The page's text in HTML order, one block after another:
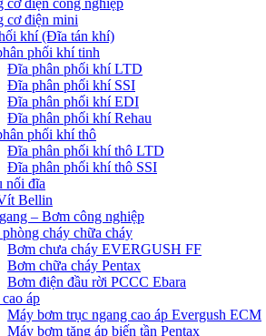
cơ điện công nghiệp
cơ điện mini
khí (Đĩa tán khí)
phối khí tinh
Đĩa phân phối khí LTD
Đĩa phân phối khí SSI
Đĩa phân phối khí EDI
Đĩa phân phối khí Rehau
phối khí thô
Đĩa phân phối khí thô LTD
Đĩa phân phối khí thô SSI
nối đĩa
Bellin
– Bơm công nghiệp
cháy chữa cháy
Bơm chưa cháy EVERGUSH FF
Bơm chữa cháy Pentax
Bơm điện đầu rời PCCC Ebara
áp
Máy bơm trục ngang cao áp Evergush ECM
Máy bơm tăng áp biến tần Pentax